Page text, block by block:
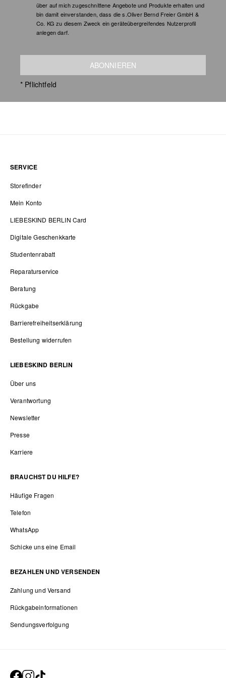
über auf mich zugeschnittene Angebote und Produkte erhalten und
bin damit einverstanden, dass die s.Oliver Bernd Freier GmbH &
Co. KG zu diesem Zweck ein geräteübergreifendes Nutzerprofil
anlegen darf.
ABONNIEREN
* Pflichtfeld
SERVICE
Storefinder
Mein Konto
LIEBESKIND BERLIN Card
Digitale Geschenkkarte
Studentenrabatt
Reparaturservice
Beratung
Rückgabe
Barrierefreiheitserklärung
Bestellung widerrufen
LIEBESKIND BERLIN
Über uns
Verantwortung
Newsletter
Presse
Karriere
BRAUCHST DU HILFE?
Häufige Fragen
Telefon
WhatsApp
Schicke uns eine Email
BEZAHLEN UND VERSENDEN
Zahlung und Versand
Rückgabeinformationen
Sendungsverfolgung